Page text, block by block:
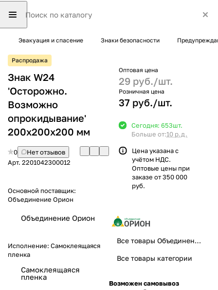
Эвакуация и спасение Знаки безопасности
Распродажа
Знак W24
'Осторожно.
Возможно
опрокидывание'
200х200х200 мм
0
Нет отзывов
Арт. 2201042300012
Основной поставщик:
Объединение Орион
Объединение Орион
Исполнение: Самоклеящаяся
пленка
Самоклеящаяся
пленка
Оптовая цена
29 руб./шт.
Розничная цена
37 руб./шт.
Сегодня: 653шт.
Больше от:10 р.д.
Цена указана с
учётом НДС.
Оптовые цены при
заказе от 350 000
руб.
Все товары Объединение Орион
Все товары категории
Возможен самовывоз